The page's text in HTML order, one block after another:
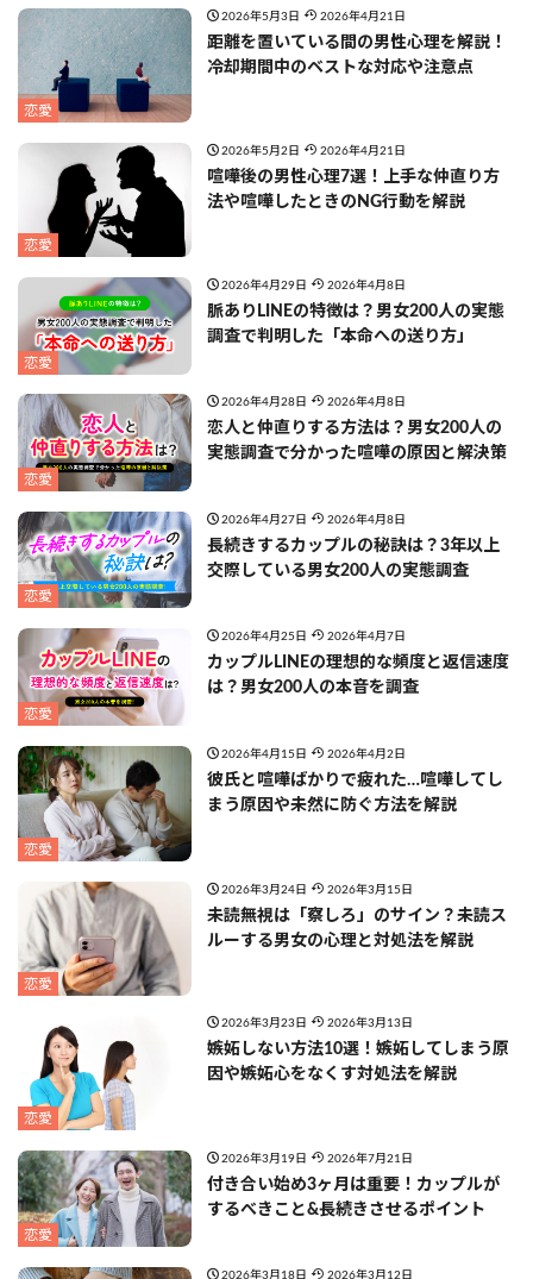
恋愛
2026年5月3日 2026年4月21日
距離を置いている間の男性心理を解説！
冷却期間中のベストな対応や注意点
恋愛
2026年5月2日 2026年4月21日
喧嘩後の男性心理7選！上手な仲直り方
法や喧嘩したときのNG行動を解説
恋愛
2026年4月29日 2026年4月8日
脈ありLINEの特徴は？男女200人の実態
調査で判明した「本命への送り方」
恋愛
2026年4月28日 2026年4月8日
恋人と仲直りする方法は？男女200人の
実態調査で分かった喧嘩の原因と解決策
恋愛
2026年4月27日 2026年4月8日
長続きするカップルの秘訣は？3年以上
交際している男女200人の実態調査
恋愛
2026年4月25日 2026年4月7日
カップルLINEの理想的な頻度と返信速度
は？男女200人の本音を調査
恋愛
2026年4月15日 2026年4月2日
彼氏と喧嘩ばかりで疲れた…喧嘩してし
まう原因や未然に防ぐ方法を解説
恋愛
2026年3月24日 2026年3月15日
未読無視は「察しろ」のサイン？未読ス
ルーする男女の心理と対処法を解説
恋愛
2026年3月23日 2026年3月13日
嫉妬しない方法10選！嫉妬してしまう原
因や嫉妬心をなくす対処法を解説
恋愛
2026年3月19日 2026年7月21日
付き合い始め3ヶ月は重要！カップルが
するべきこと&長続きさせるポイント
2026年3月18日 2026年3月12日